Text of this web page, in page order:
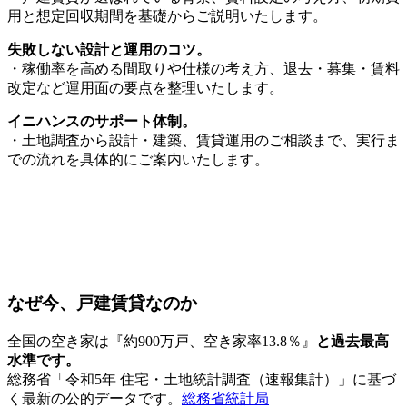
用と想定回収期間を基礎からご説明いたします。
失敗しない設計と運用のコツ。
・稼働率を高める間取りや仕様の考え方、退去・募集・賃料
改定など運用面の要点を整理いたします。
イニハンスのサポート体制。
・土地調査から設計・建築、賃貸運用のご相談まで、実行ま
での流れを具体的にご案内いたします。
なぜ今、戸建賃貸なのか
全国の空き家は『約900万戸、空き家率13.8％』
と過去最高
水準です。
総務省「令和5年 住宅・土地統計調査（速報集計）」に基づ
く最新の公的データです。 総務省統計局